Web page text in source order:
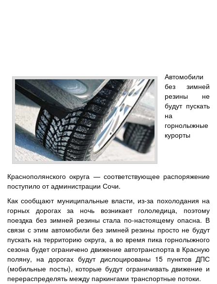
Автомобили
без зимней
резины не
будут пускать
на
горнолыжные
курорты
Краснополянского округа — соответствующее распоряжение
поступило от администрации Сочи.
Как сообщают муниципальные власти, из-за похолодания на
горных дорогах за ночь возникает гололедица, поэтому
поездка без зимней резины стала по-настоящему опасна. В
связи с этим автомобили без зимней резины просто не будут
пускать на территорию округа, а во время пика горнолыжного
сезона будет ограничено движение автотранспорта в Красную
поляну, на дорогах будут дислоцированы 15 пунктов ДПС
(мобильные посты), которые будут ограничивать движение и
перераспределять между паркингами транспортные потоки.